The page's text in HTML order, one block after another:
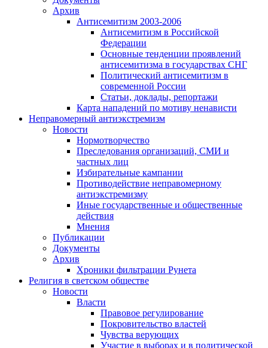
Архив
Антисемитизм 2003-2006
Антисемитизм в Российской
Федерации
Основные тенденции проявлений
антисемитизма в государствах СНГ
Политический антисемитизм в
современной России
Статьи, доклады, репортажи
Карта нападений по мотиву ненависти
Неправомерный антиэкстремизм
Новости
Нормотворчество
Преследования организаций, СМИ и
частных лиц
Избирательные кампании
Противодействие неправомерному
антиэкстремизму
Иные государственные и общественные
действия
Мнения
Публикации
Документы
Архив
Хроники фильтрации Рунета
Религия в светском обществе
Новости
Власти
Правовое регулирование
Покровительство властей
Чувства верующих
Участие в выборах и в политической